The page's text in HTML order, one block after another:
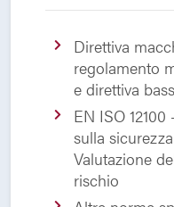
Direttiva
regolamento
e direttiva
EN ISO 12100
sulla
Valutazione
rischio